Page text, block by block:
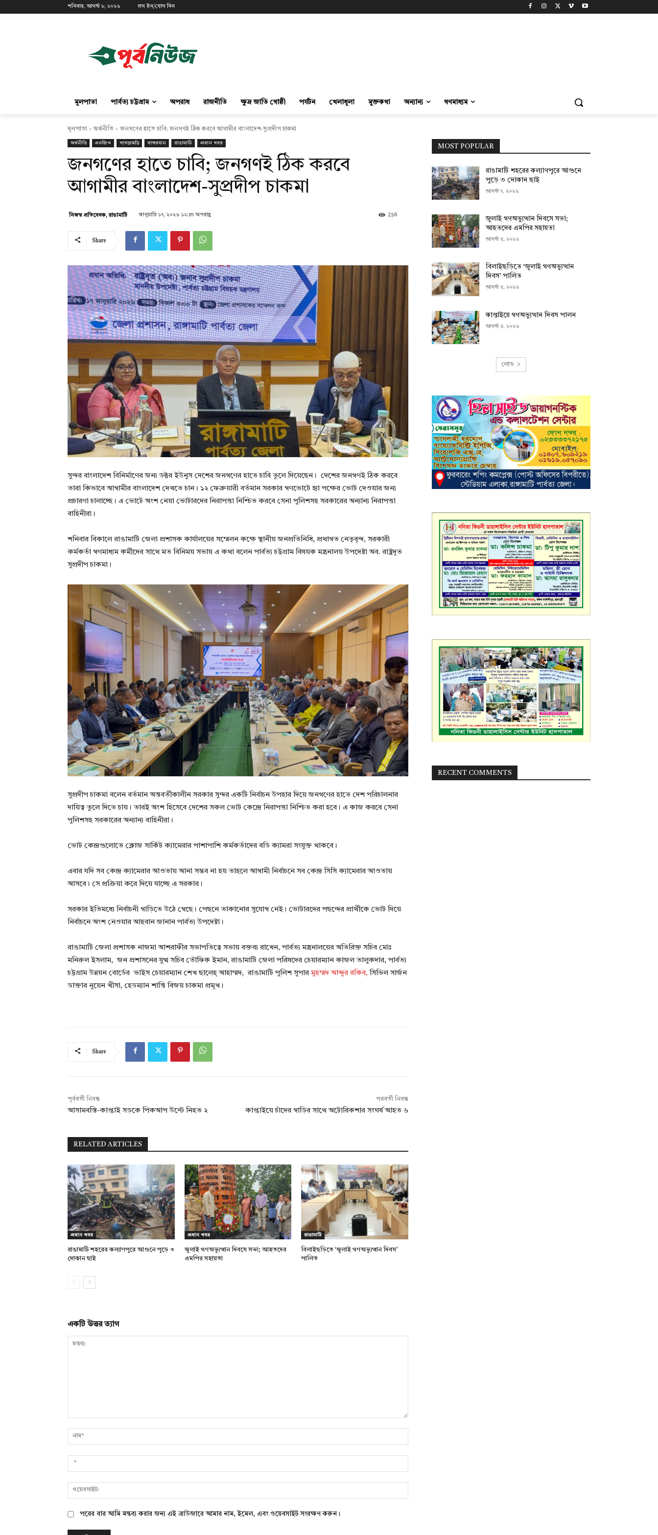
শনিবার, আগস্ট ৮, ২০২৬ লগ ইন/যোগ দিন
মূলপাতা পার্বত্য চট্টগ্রাম অপরাধ রাজনীতি ক্ষুদ্র জাতি গোষ্ঠী পর্যটন খেলাধূলা মুক্তকথা অন্যান্য গণমাধ্যম
মূলপাতা অর্থনীতি জনগণের হাতে চাবি; জনগণই ঠিক করবে আগামীর বাংলাদেশ-সুপ্রদীপ চাকমা
অর্থনীতি এনজিও খাগড়াছড়ি বান্দরবান রাঙামাটি প্রধান খবর
জনগণের হাতে চাবি; জনগণই ঠিক করবে
আগামীর বাংলাদেশ-সুপ্রদীপ চাকমা
নিজস্ব প্রতিবেদক, রাঙামাটি জানুয়ারি ১৭, ২০২৬ ১২:৪৭ অপরাহ্ণ 256
Share
সুন্দর বাংলাদেশ বিনির্মাণের জন্য ডক্টর ইউনুস দেশের জনগণের হাতে চাবি তুলে দিয়েছেন। দেশের জনগণই ঠিক করবে
তারা কিভাবে আগামীর বাংলাদেশ দেখতে চান। ১২ ফেব্রুয়ারী বর্তমান সরকার গণভোটে হ্যা পক্ষের ভোট দেওয়ার জন্য
প্রচারণা চালাচ্ছে। এ ভোটে অংশ নেয়া ভোটারদের নিরাপত্তা নিশ্চিত করবে সেনা পুলিশসহ সরকারের অন্যান্য নিরাপত্তা
বাহিনীরা।
শনিবার বিকালে রাঙামাটি জেলা প্রশাসক কার্যালয়ের সম্মেলন কক্ষে স্থানীয় জনপ্রতিনিধি, প্রথাগত নেতৃবৃন্দ, সরকারী
কর্মকর্তা গণমাধ্যম কর্মীদের সাথে মত বিনিময় সভায় এ কথা বলেন পার্বত্য চট্টগ্রাম বিষয়ক মন্ত্রনালয় উপদেষ্টা অব. রাষ্ট্রদূত
সুপ্রদীপ চাকমা।
সুপ্রদীপ চাকমা বলেন বর্তমান অন্তবর্তীকালীন সরকার সুন্দর একটি নির্বাচন উপহার দিয়ে জনগণের হাতে দেশ পরিচালনার
দায়িত্ব তুলে দিতে চায়। তারই অংশ হিসেবে দেশের সকল ভোট কেন্দ্রে নিরাপত্তা নিশ্চিত করা হবে। এ কাজ করবে সেনা
পুলিশসহ সরকারের অন্যান্য বাহিনীরা।
ভোট কেন্দ্রগুলোতে ক্লোজ সার্কিট ক্যামেরার পাশাপাশি কর্মকর্তাদের বডি ক্যামরা সংযুক্ত থাকবে।
এবার যদি সব কেন্দ্র ক্যামেরার আওতায় আনা সম্ভব না হয় তাহলে আগামী নির্বাচনে সব কেন্দ্র সিসি ক্যামেরার আওতায়
আসবে। সে প্রক্রিয়া করে দিয়ে যাচ্ছে এ সরকার।
সরকার ইতিমধ্যে নির্বাচনী গাড়িতে উঠে গেছে। পেছনে তাকানোর সুযোগ নেই। ভোটারদের পছন্দের প্রার্থীকে ভোট দিয়ে
নির্বাচনে অংশ নেওয়ার আহবান জানান পার্বত্য উপদেষ্টা।
রাঙামাটি জেলা প্রশাসক নাজমা আশরাফীর সভাপতিত্বে সভায় বক্তব্য রাখেন, পার্বত্য মন্ত্রনালয়ের অতিরিক্ত সচিব মোঃ
মনিরুল ইসলাম, জন প্রশাসনের যুগ্ম সচিব তৌফিক ইমান, রাঙামাটি জেলা পরিষদের চেয়ারম্যান কাজল তালুকদার, পার্বত্য
চট্টগ্রাম উন্নয়ন বোর্ডের ভাইস চেয়ারম্যান শেখ ছালেহ্‌ আহাম্মদ, রাঙামাটি পুলিশ সুপারমুহম্মদ আব্দুর রকিব, সিভিল সার্জন
ডাক্তার নুয়েন খীসা, হেডম্যান শান্তি বিজয় চাকমা প্রমূখ।
Share
পূর্ববর্তী নিবন্ধ
আসামবস্তি-কাপ্তাই সড়কে পিকআপ উল্টে নিহত ২
পরবর্তী নিবন্ধ
কাপ্তাইয়ে চাঁদের গাড়ির সাথে অটোরিকশার সংঘর্ষ আহত ৬
RELATED ARTICLES
প্রধান খবর
রাঙামাটি শহরের কল্যাণপুরে আগুনে পুড়ে ৩
দোকান ছাই
প্রধান খবর
জুলাই গণঅভ্যুত্থান দিবসে সভা; আহতদের
এমপির সহায়তা
রাঙামাটি
বিলাইছড়িতে ‘জুলাই গণঅভ্যুত্থান দিবস’
পালিত
একটি উত্তর ত্যাগ
পরের বার আমি মন্তব্য করার জন্য এই ব্রাউজারে আমার নাম, ইমেল, এবং ওয়েবসাইট সংরক্ষণ করুন।
MOST POPULAR
রাঙামাটি শহরের কল্যাণপুরে আগুনে
পুড়ে ৩ দোকান ছাই
আগস্ট ৭, ২০২৬
জুলাই গণঅভ্যুত্থান দিবসে সভা;
আহতদের এমপির সহায়তা
আগস্ট ৫, ২০২৬
বিলাইছড়িতে ‘জুলাই গণঅভ্যুত্থান
দিবস’ পালিত
আগস্ট ৫, ২০২৬
কাপ্তাইয়ে গণঅভ্যুত্থান দিবস পালন
আগস্ট ৫, ২০২৬
লোড
RECENT COMMENTS